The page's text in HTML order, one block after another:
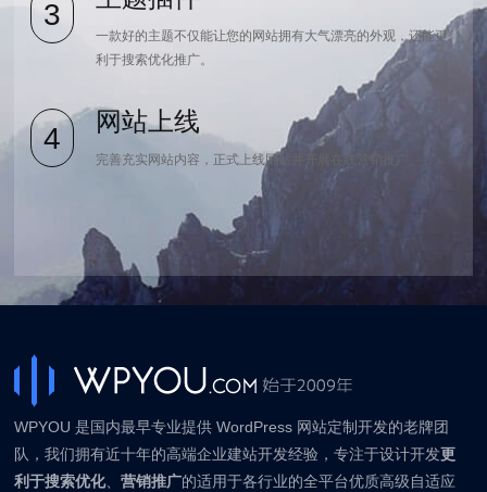
3
一款好的主题不仅能让您的网站拥有大气漂亮的外观，还能更
利于搜索优化推广。
4
网站上线
完善充实网站内容，正式上线网站并开展在线营销推广。
WPYOU 是国内最早专业提供 WordPress 网站定制开发的老牌团
队，我们拥有近十年的高端企业建站开发经验，专注于设计开发更
利于搜索优化、营销推广的适用于各行业的全平台优质高级自适应